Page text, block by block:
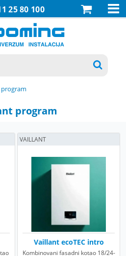
25 80 100 

program
Vaillant ecoTEC intro
Kombinovani fasadni kotao 18/24-
VAILLANT